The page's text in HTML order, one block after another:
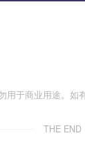
于商业用途。
THE END